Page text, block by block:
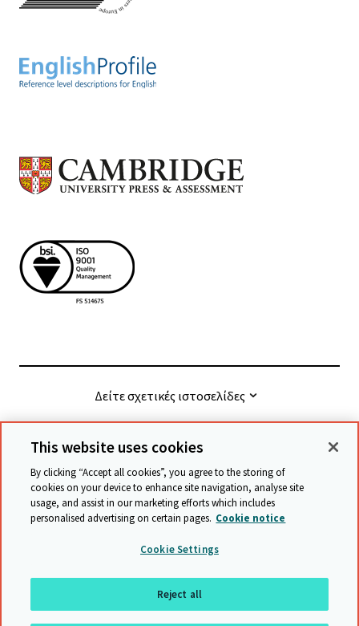
Δείτε σχετικές ιστοσελίδες
© Cambridge University Press & Assessment
Όροι και προϋποθέσεις
Προστασία δεδομένων
Accessibility statement Statement on modern slavery
Safeguarding policy
Χάρτης ιστότοπου
επιστροφή στην αρχή της σελίδας
This website uses cookies
By clicking “Accept all cookies”, you agree to the storing of
cookies on your device to enhance site navigation, analyse site
usage, and assist in our marketing efforts which includes
personalised advertising on certain pages. Cookie notice
Cookie Settings
Reject all